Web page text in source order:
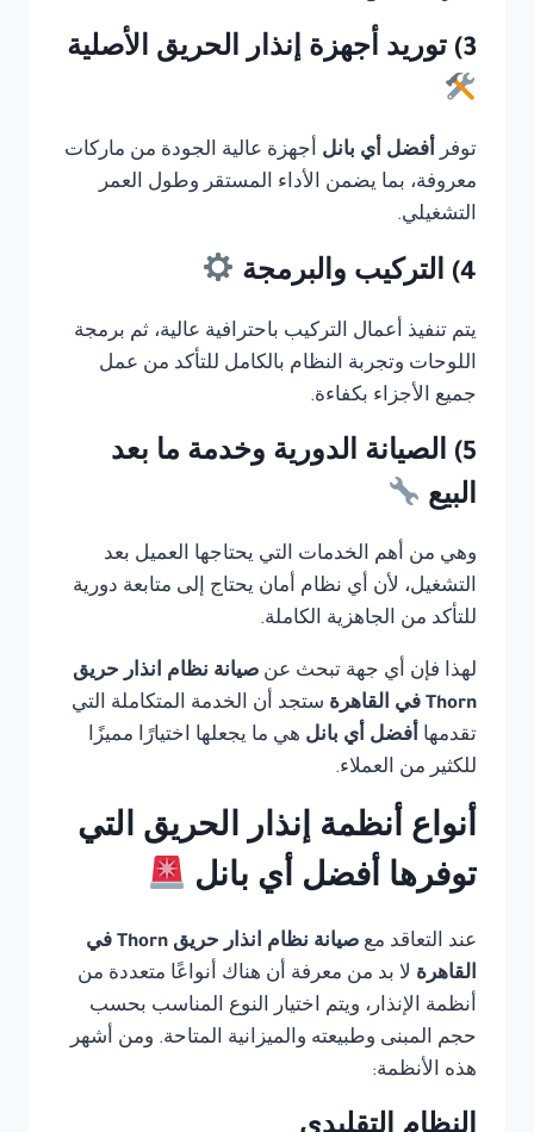
3) توريد أجهزة إنذار الحريق الأصلية
توفر أفضل أي بانل أجهزة عالية الجودة من ماركات
معروفة، بما يضمن الأداء المستقر وطول العمر
التشغيلي.
4) التركيب والبرمجة
يتم تنفيذ أعمال التركيب باحترافية عالية، ثم برمجة
اللوحات وتجربة النظام بالكامل للتأكد من عمل
جميع الأجزاء بكفاءة.
5) الصيانة الدورية وخدمة ما بعد
البيع
وهي من أهم الخدمات التي يحتاجها العميل بعد
التشغيل، لأن أي نظام أمان يحتاج إلى متابعة دورية
للتأكد من الجاهزية الكاملة.
لهذا فإن أي جهة تبحث عن صيانة نظام انذار حريق
Thorn في القاهرة
ستجد أن الخدمة المتكاملة التي
تقدمها أفضل أي بانل هي ما يجعلها اختيارًا مميزًا
للكثير من العملاء.
أنواع أنظمة إنذار الحريق التي
توفرها أفضل أي بانل
عند التعاقد مع
صيانة نظام انذار حريق Thorn في
القاهرة لا بد من معرفة أن هناك أنواعًا متعددة من
أنظمة الإنذار، ويتم اختيار النوع المناسب بحسب
حجم المبنى وطبيعته والميزانية المتاحة. ومن أشهر
هذه الأنظمة: